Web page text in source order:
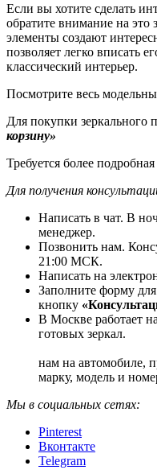
Если вы хотите сделать
обратите внимание на это
элементы создают
позволяет легко вписать
классический интерьер.
Посмотрите весь
Для покупки зеркального
корзину»
Требуется более
Для получения
Написать в чат. В
менеджер.
Позвонить нам.
21:00 МСК.
Написать на
Заполните форму
кнопку
В Москве работает
нам на автомобиле,
марку, модель и
Мы в социальных сетях:
Pinterest
Вконтакте
Telegram